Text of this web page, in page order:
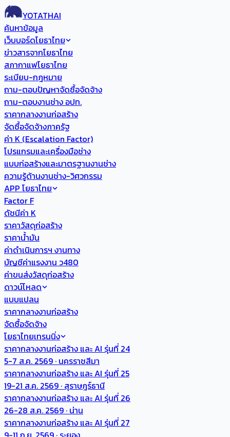
YOTATHAI
ค้นหาข้อมูล
เว็บบอร์ดโยธาไทย
ข่าวสารจากโยธาไทย
สภากาแฟโยธาไทย
ระเบียบ-กฎหมาย
ถาม-ตอบปัญหาจัดซื้อจัดจ้าง
ถาม-ตอบงานช่าง อปท.
ราคากลางงานก่อสร้าง
จัดซื้อจัดจ้างภาครัฐ
ค่า K (Escalation Factor)
โปรแกรมและเครื่องมือช่าง
แบบก่อสร้างและมาตรฐานงานช่าง
ความรู้ด้านงานช่าง-วิศวกรรม
APP โยธาไทย
Factor F
ดัชนีค่า K
ราคาวัสดุก่อสร้าง
ราคาน้ำมัน
ค่าดำเนินการฯ งานทาง
บัญชีค่าแรงงาน ว480
ค่าขนส่งวัสดุก่อสร้าง
ดาวน์โหลด
แบบแปลน
ราคากลางงานก่อสร้าง
จัดซื้อจัดจ้าง
โยธาไทยเทรนนิ่ง
ราคากลางงานก่อสร้าง และ AI รุ่นที่ 24
5-7 ส.ค. 2569 · นครราชสีมา
ราคากลางงานก่อสร้าง และ AI รุ่นที่ 25
19-21 ส.ค. 2569 · สุราษฎร์ธานี
ราคากลางงานก่อสร้าง และ AI รุ่นที่ 26
26-28 ส.ค. 2569 · น่าน
ราคากลางงานก่อสร้าง และ AI รุ่นที่ 27